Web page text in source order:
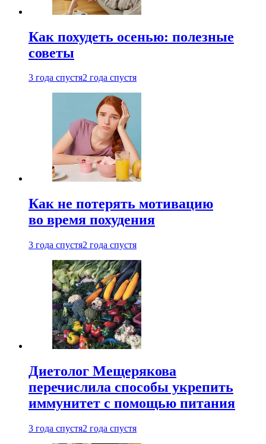
Как похудеть осенью: полезные
советы
3 года спустя2 года спустя
Как не потерять мотивацию
во время похудения
3 года спустя2 года спустя
Диетолог Мещерякова
перечислила способы укрепить
иммунитет с помощью питания
3 года спустя2 года спустя